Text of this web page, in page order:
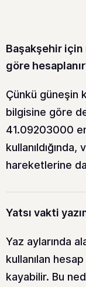
Başakşehir
göre
Çünkü güneşin
bilgisine göre
41.09203000
hareketlerine
Yatsı vakti
Yaz aylarında
kullanılan
kayabilir. Bu